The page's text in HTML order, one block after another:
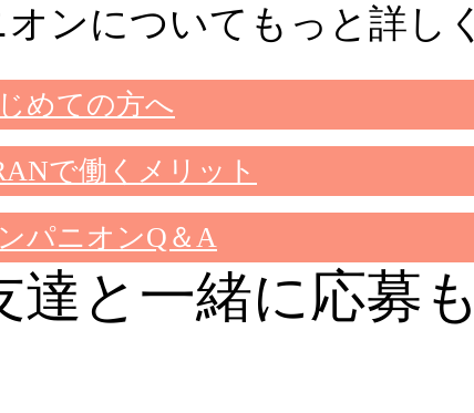
ンについてもっと詳しく
めての方へ
で働くメリット
パニオンQ＆A